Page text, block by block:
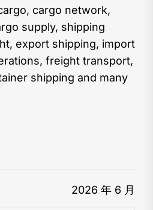
cargo network,
supply, shipping
export shipping, import
freight transport,
shipping and many
2026 年 6 月